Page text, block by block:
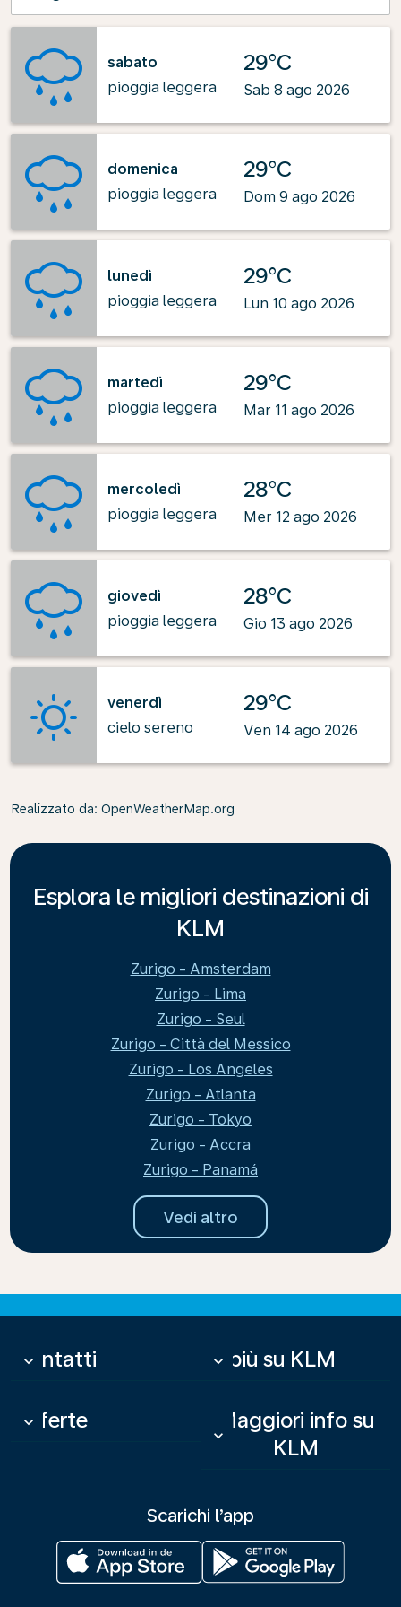
sabato
pioggia leggera
29°C
Sab 8 ago 2026
domenica
pioggia leggera
29°C
Dom 9 ago 2026
lunedì
pioggia leggera
29°C
Lun 10 ago 2026
martedì
pioggia leggera
29°C
Mar 11 ago 2026
mercoledì
pioggia leggera
28°C
Mer 12 ago 2026
giovedì
pioggia leggera
28°C
Gio 13 ago 2026
venerdì
cielo sereno
29°C
Ven 14 ago 2026
Realizzato da: OpenWeatherMap.org
Esplora le migliori destinazioni di
KLM
Zurigo - Amsterdam
Zurigo - Lima
Zurigo - Seul
Zurigo - Città del Messico
Zurigo - Los Angeles
Zurigo - Atlanta
Zurigo - Tokyo
Zurigo - Accra
Zurigo - Panamá
Vedi altro
Contatti
keyboard_arrow_down Di più su KLM
keyboard_arrow_down
Offerte
keyboard_arrow_down
Maggiori info su
KLM
keyboard_arrow_down
Scarichi l’app